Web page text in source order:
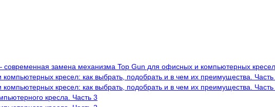
замена механизма Top Gun для офисных и компьютерных кресел
кресел: как выбрать, подобрать и в чем их преимущества. Часть
кресел: как выбрать, подобрать и в чем их преимущества. Часть
кресла. Часть 3